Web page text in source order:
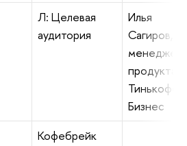
Л: Целевая
аудитория
Илья
Сагиров,
менеджер
продукта в
Тинькофф
Бизнес
Кофебрейк